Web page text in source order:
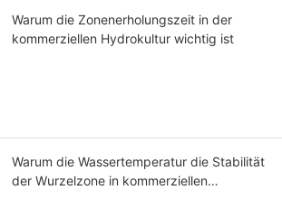
Warum die Zonenerholungszeit in der
kommerziellen Hydrokultur wichtig ist
Warum die Wassertemperatur die Stabilität
der Wurzelzone in kommerziellen